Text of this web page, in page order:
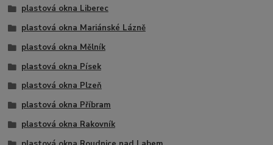
plastová okna Liberec
plastová okna Mariánské Lázně
plastová okna Mělník
plastová okna Písek
plastová okna Plzeň
plastová okna Příbram
plastová okna Rakovník